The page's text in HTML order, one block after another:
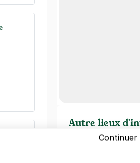
Autre lieux
Gare de
Continuer